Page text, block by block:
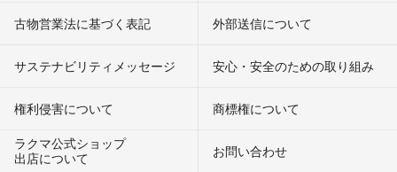
古物営業法に基づく表記 外部送信について
サステナビリティメッセージ 安心・安全のための取り組み
権利侵害について
商標権について
ラクマ公式ショップ
出店について
お問い合わせ